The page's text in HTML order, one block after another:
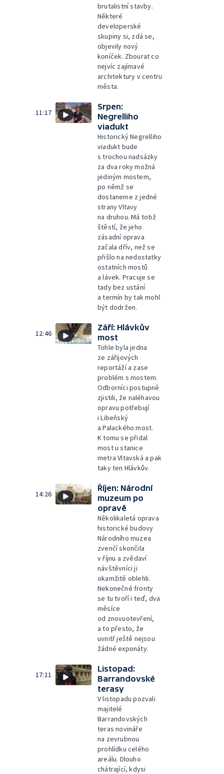
brutalistní stavby.
Některé
developerské
skupiny si, zdá se,
objevily nový
koníček. Zbourat co
nejvíc zajímavé
architektury v centru
města.
11:17
Srpen:
Negrelliho
viadukt
Historický Negrelliho
viadukt bude
s trochou nadsázky
za dva roky možná
jediným mostem,
po němž se
dostaneme z jedné
strany Vltavy
na druhou. Má totiž
štěstí, že jeho
zásadní oprava
začala dřív, než se
přišlo na nedostatky
ostatních mostů
a lávek. Pracuje se
tady bez ustání
a termín by tak mohl
být dodržen.
12:46
Září: Hlávkův
most
Tohle byla jedna
ze zářijových
reportáží a zase
problém s mostem.
Odborníci postupně
zjistili, že naléhavou
opravu potřebují
i Libeňský
a Palackého most.
K tomu se přidal
most u stanice
metra Vltavská a pak
taky ten Hlávkův.
14:26
Říjen: Národní
muzeum po
opravě
Několikaletá oprava
historické budovy
Národního muzea
zvenčí skončila
v říjnu a zvědaví
návštěvníci ji
okamžitě oblehli.
Nekonečné fronty
se tu tvoří i teď, dva
měsíce
od znovuotevření,
a to přesto, že
uvnitř ještě nejsou
žádné exponáty.
17:11
Listopad:
Barrandovské
terasy
V listopadu pozvali
majitelé
Barrandovských
teras novináře
na zevrubnou
prohlídku celého
areálu. Dlouho
chátrající, kdysi